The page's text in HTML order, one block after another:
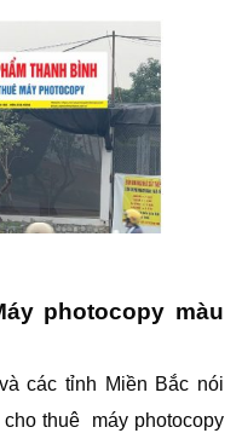
photocopy màu
các tỉnh Miền Bắc nói
thuê máy photocopy